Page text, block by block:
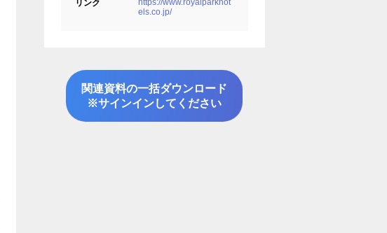
リンク
https://www.royalparkhot
els.co.jp/
関連資料の一括ダウンロード
※サインインしてください